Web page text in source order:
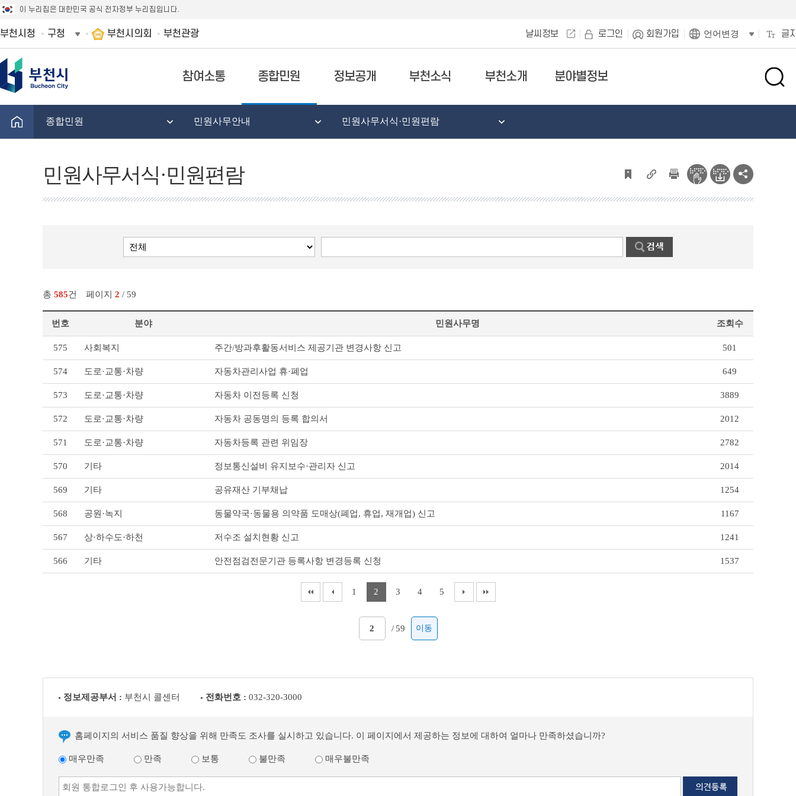
이 누리집은 대한민국 공식 전자정부 누리집입니다.
부천시청 구청 부천시의회 부천관광 날씨정보 로그인 회원가입 언어변경 글
참여소통 종합민원 정보공개 부천소식 부천소개 분야별정보
검
창
종합민원 민원사무안내 민원사무서식·민원편람
민원사무서식·민원편람
총 585건 페이지 2 / 59
·
원
람 리
트
번호 분야 민원사무명 조회수
575 사회복지 주간/방과후활동서비스 제공기관 변경사항 신고 501
574 도로·교통·차량 자동차관리사업 휴·폐업 649
573 도로·교통·차량 자동차 이전등록 신청 3889
572 도로·교통·차량 자동차 공동명의 등록 합의서 2012
571 도로·교통·차량 자동차등록 관련 위임장 2782
570 기타 정보통신설비 유지보수·관리자 신고 2014
569 기타 공유재산 기부채납 1254
568 공원·녹지 동물약국·동물용 의약품 도매상(폐업, 휴업, 재개업) 신고 1167
567 상·하수도·하천 저수조 설치현황 신고 1241
566 기타 안전점검전문기관 등록사항 변경등록 신청 1537
1 2 3 4 5
/ 59 이동
정보제공부서 : 부천시 콜센터 전화번호 : 032-320-3000
홈페이지의 서비스 품질 향상을 위해 만족도 조사를 실시하고 있습니다. 이 페이지에서 제공하는 정보에 대하여 얼마나 만족하셨습니까?
매우만족 만족 보통 불만족 매우불만족